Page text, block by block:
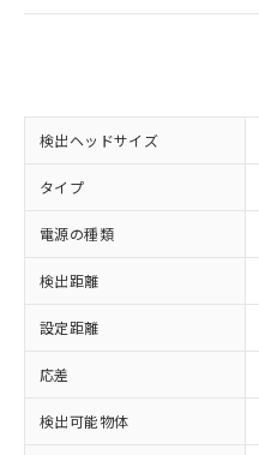
検出ヘッドサイズ
タイプ
電源の種類
検出距離
設定距離
応差
検出可能物体